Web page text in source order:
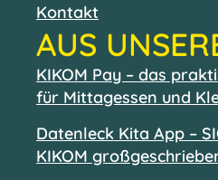
Kontakt
AUS
KIKOM Pay – das
für Mittagessen und
Datenleck Kita App –
KIKOM